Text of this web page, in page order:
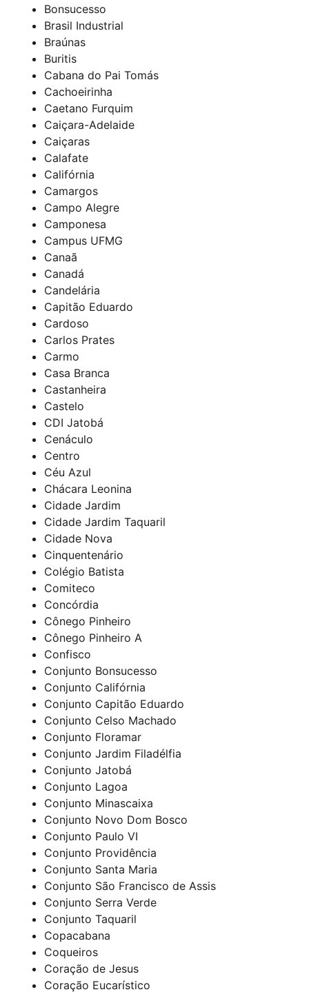
Bonsucesso
Brasil Industrial
Braúnas
Buritis
Cabana do Pai Tomás
Cachoeirinha
Caetano Furquim
Caiçara-Adelaide
Caiçaras
Calafate
Califórnia
Camargos
Campo Alegre
Camponesa
Campus UFMG
Canaã
Canadá
Candelária
Capitão Eduardo
Cardoso
Carlos Prates
Carmo
Casa Branca
Castanheira
Castelo
CDI Jatobá
Cenáculo
Centro
Céu Azul
Chácara Leonina
Cidade Jardim
Cidade Jardim Taquaril
Cidade Nova
Cinquentenário
Colégio Batista
Comiteco
Concórdia
Cônego Pinheiro
Cônego Pinheiro A
Confisco
Conjunto Bonsucesso
Conjunto Califórnia
Conjunto Capitão Eduardo
Conjunto Celso Machado
Conjunto Floramar
Conjunto Jardim Filadélfia
Conjunto Jatobá
Conjunto Lagoa
Conjunto Minascaixa
Conjunto Novo Dom Bosco
Conjunto Paulo VI
Conjunto Providência
Conjunto Santa Maria
Conjunto São Francisco de Assis
Conjunto Serra Verde
Conjunto Taquaril
Copacabana
Coqueiros
Coração de Jesus
Coração Eucarístico